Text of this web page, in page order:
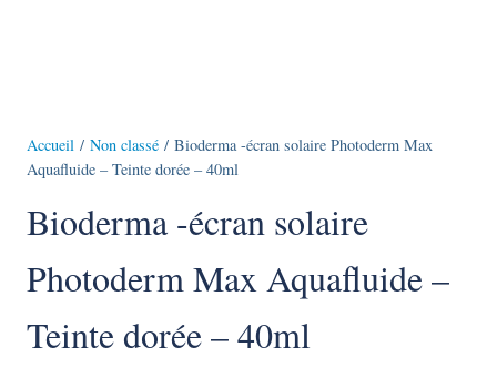
Accueil / Non classé / Bioderma -écran solaire Photoderm Max
Aquafluide – Teinte dorée – 40ml
Bioderma -écran solaire
Photoderm Max Aquafluide –
Teinte dorée – 40ml